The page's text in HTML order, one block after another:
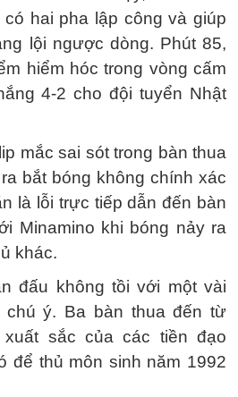
hai pha lập công và giúp
lội ngược dòng. Phút 85,
hiểm hóc trong vòng cấm
4-2 cho đội tuyển Nhật
mắc sai sót trong bàn thua
bắt bóng không chính xác
là lỗi trực tiếp dẫn đến bàn
Minamino khi bóng nảy ra
khác.
đấu không tồi với một vài
chú ý. Ba bàn thua đến từ
sắc của các tiền đạo
để thủ môn sinh năm 1992